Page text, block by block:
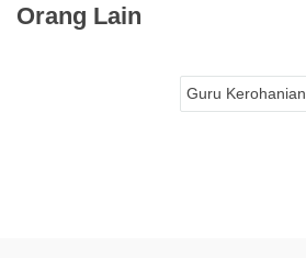
Orang Lain
Guru Kerohanian